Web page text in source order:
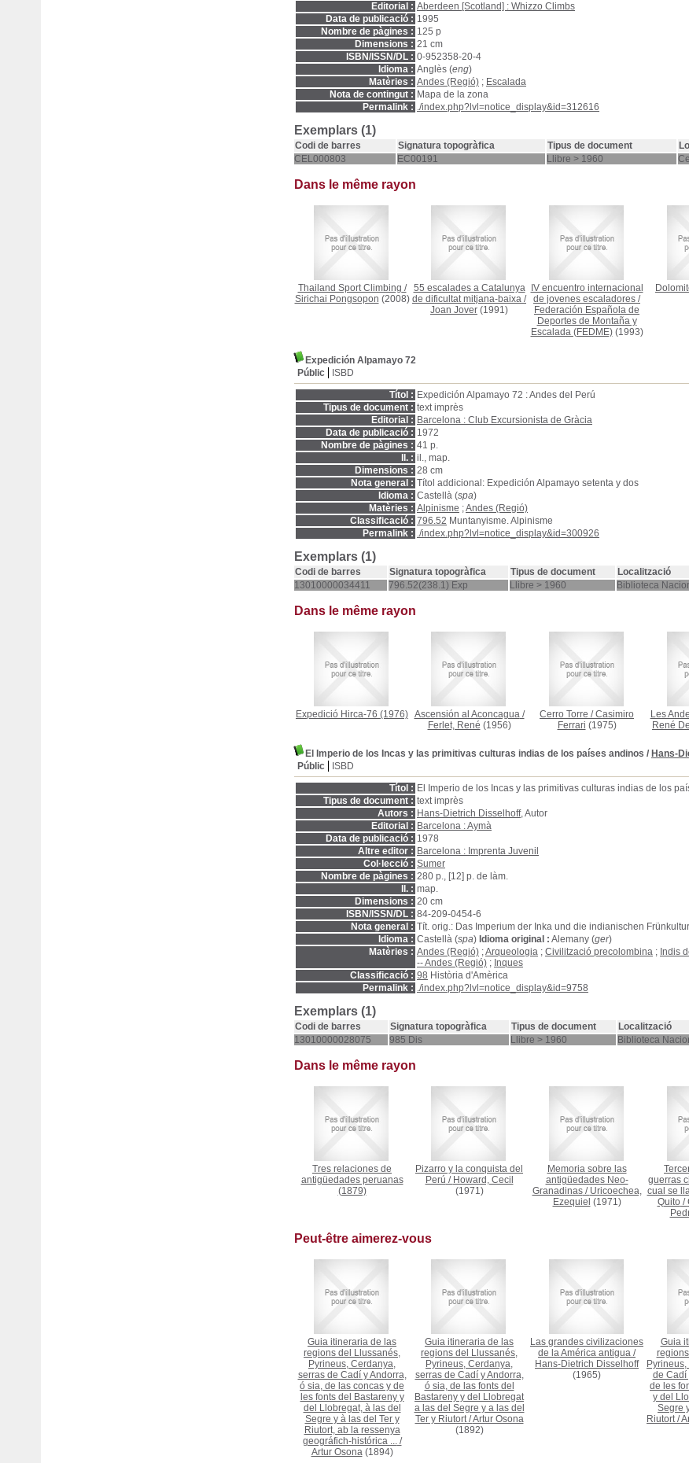
Editorial : Aberdeen [Scotland] : Whizzo Climbs
Data de publicació : 1995
Nombre de pàgines : 125 p
Dimensions : 21 cm
ISBN/ISSN/DL : 0-952358-20-4
Idioma : Anglès (eng)
Matèries : Andes (Regió) ; Escalada
Nota de contingut : Mapa de la zona
Permalink : ./index.php?lvl=notice_display&id=312616
Exemplars (1)
Codi de barres Signatura topogràfica Tipus de document
CEL000803
EC00191 Llibre > 1960
Dans le même rayon
Thailand Sport Climbing /
Sirichai Pongsopon (2008)
55 escalades a Catalunya
de dificultat mitjana-baixa /
Joan Jover (1991)
IV encuentro internacional
de jovenes escaladores /
Federación Española de
Deportes de Montaña y
Escalada (FEDME)(1993)
Expedición Alpamayo 72
Públic
ISBD
Títol : Expedición Alpamayo 72 : Andes del Perú
Tipus de document : text imprès
Editorial : Barcelona : Club Excursionista de Gràcia
Data de publicació : 1972
Nombre de pàgines : 41 p.
ll. : il., map.
Dimensions : 28 cm
Nota general : Títol addicional: Expedición Alpamayo setenta y dos
Idioma : Castellà (spa)
Matèries : Alpinisme ;Andes (Regió)
Classificació : 796.52 Muntanyisme. Alpinisme
Permalink : ./index.php?lvl=notice_display&id=300926
Exemplars (1)
Codi de barres Signatura topogràfica Tipus de document Localització
13010000034411
796.52(238.1) Exp Llibre > 1960 Biblioteca
Dans le même rayon
Expedició Hirca-76 (1976) Ascensión al Aconcagua/
Ferlet, René (1956)
Cerro Torre /Casimiro
Ferrari (1975)
Les
René
El Imperio de los Incas y las primitivas culturas indias de los países andinos / Hans-
Públic
ISBD
Títol : El Imperio de los Incas y las primitivas culturas indias de los
Tipus de document : text imprès
Autors : Hans-Dietrich Disselhoff, Autor
Editorial : Barcelona : Aymà
Data de publicació : 1978
Altre editor : Barcelona : Imprenta Juvenil
Col·lecció : Sumer
Nombre de pàgines : 280 p., [12] p. de làm.
ll. : map.
Dimensions : 20 cm
ISBN/ISSN/DL : 84-209-0454-6
Nota general : Tít. orig.: Das Imperium der Inka und die indianischen
Idioma : Castellà (spa) Idioma original : Alemany (ger)
Matèries : Andes (Regió) ;Arqueologia ; Civilització precolombina ; Indis
-- Andes (Regió) ; Inques
Classificació : 98 Història d'Amèrica
Permalink : ./index.php?lvl=notice_display&id=9758
Exemplars (1)
Codi de barres Signatura topogràfica Tipus de document Localització
13010000028075
985 Dis Llibre > 1960 Biblioteca
Dans le même rayon
Tres relaciones de
antigüedades peruanas
(1879)
Pizarro y la conquista del
Perú / Howard, Cecil
(1971)
Memoria sobre las
antigüedades Neo-
Granadinas/ Uricoechea,
Ezequiel (1971)
guerras
cual se
Quito/
Peut-être aimerez-vous
Guia itineraria de las
regions del Llussanés,
Pyrineus, Cerdanya,
serras de Cadí y Andorra,
ó sia, de las concas y de
les fonts del Bastareny y
del Llobregat, à las del
Segre y à las del Ter y
Riutort, ab la ressenya
geográfich-histórica .../
Artur Osona(1894)
Guia itineraria de las
regions del Llussanés,
Pyrineus, Cerdanya,
serras de Cadí y Andorra,
ó sia, de las fonts del
Bastareny y del Llobregat
a las del Segre y a las del
Ter y Riutort/Artur Osona
(1892)
Las grandes civilizaciones
de la América antigua /
Hans-Dietrich Disselhoff
(1965)
Guia
de Cadí
de les
y del
Segre
Riutort/